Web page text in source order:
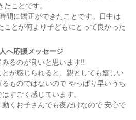
ことです。
間に矯正ができたことです。日中は
ことが何より子どもにとって良かった
へ応援メッセージ
るのが良いと思います!!
が感じられると、親としても嬉しい
ものではないので やっぱり早いうち
すごく感じています。
くお子さんでも夜だけなので 安心で